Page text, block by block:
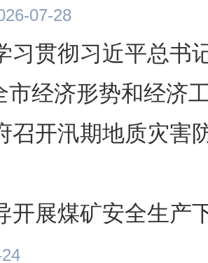
07-28
习贯彻习近平总书
市经济形势和经济
召开汛期地质灾害
开展煤矿安全生产